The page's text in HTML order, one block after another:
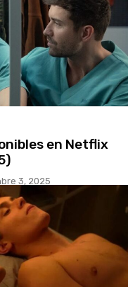
en Netflix
3, 2025